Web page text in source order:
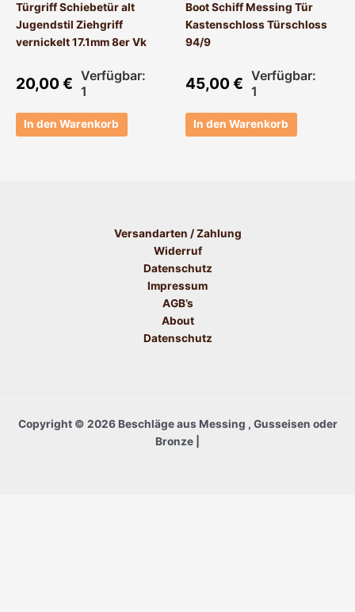
Türgriff Schiebetür alt
Jugendstil Ziehgriff
vernickelt 17.1mm 8er Vk
20,00€ Verfügbar:
1
In den Warenkorb
Boot Schiff Messing Tür
Kastenschloss Türschloss
94/9
45,00€ Verfügbar:
1
In den Warenkorb
Versandarten / Zahlung
Widerruf
Datenschutz
Impressum
AGB’s
About
Datenschutz
Copyright © 2026 Beschläge aus Messing , Gusseisen oder
Bronze |